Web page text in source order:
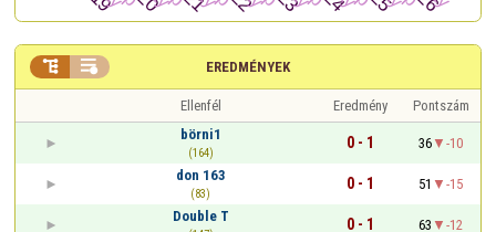
EREDMÉNYEK
 
Ellenfél Eredmény
Pontszám
börni1
(164)
0 - 1 36
-10
don 163
(83)
0 - 1 51
-15
Double T
0 - 1 63
-12